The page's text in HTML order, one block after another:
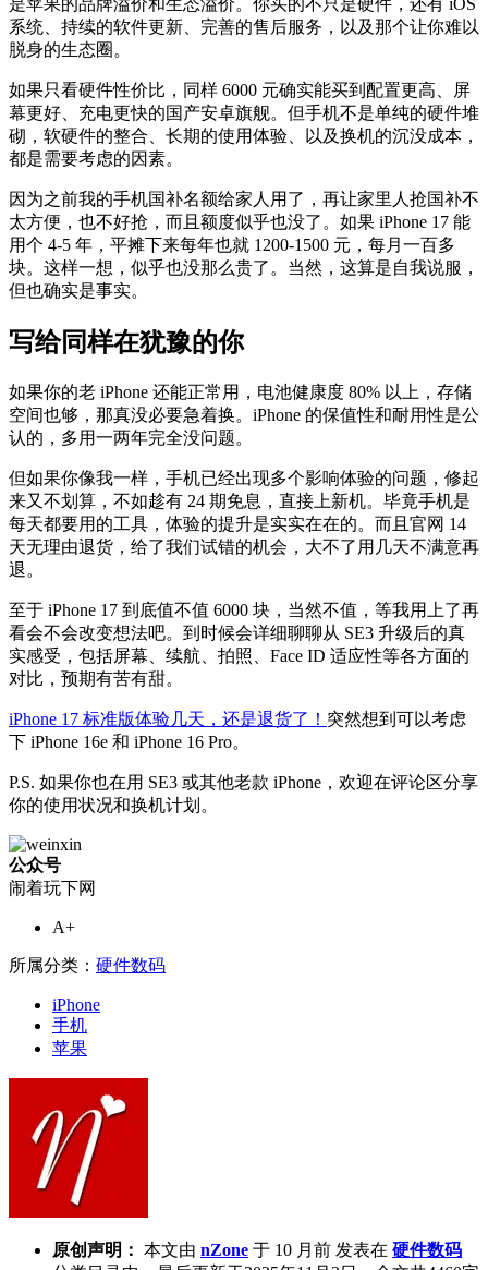
是苹果的品牌溢价和生态溢价。你买的不只是硬件，还有 iOS
系统、持续的软件更新、完善的售后服务，以及那个让你难以
脱身的生态圈。
如果只看硬件性价比，同样 6000 元确实能买到配置更高、屏
幕更好、充电更快的国产安卓旗舰。但手机不是单纯的硬件堆
砌，软硬件的整合、长期的使用体验、以及换机的沉没成本，
都是需要考虑的因素。
因为之前我的手机国补名额给家人用了，再让家里人抢国补不
太方便，也不好抢，而且额度似乎也没了。如果 iPhone 17 能
用个 4-5 年，平摊下来每年也就 1200-1500 元，每月一百多
块。这样一想，似乎也没那么贵了。当然，这算是自我说服，
但也确实是事实。
写给同样在犹豫的你
如果你的老 iPhone 还能正常用，电池健康度 80% 以上，存储
空间也够，那真没必要急着换。iPhone 的保值性和耐用性是公
认的，多用一两年完全没问题。
但如果你像我一样，手机已经出现多个影响体验的问题，修起
来又不划算，不如趁有 24 期免息，直接上新机。毕竟手机是
每天都要用的工具，体验的提升是实实在在的。而且官网 14
天无理由退货，给了我们试错的机会，大不了用几天不满意再
退。
至于 iPhone 17 到底值不值 6000 块，当然不值，等我用上了再
看会不会改变想法吧。到时候会详细聊聊从 SE3 升级后的真
实感受，包括屏幕、续航、拍照、Face ID 适应性等各方面的
对比，预期有苦有甜。
iPhone 17 标准版体验几天 ， 还是退货了！ 突然想到可以考虑
下 iPhone 16e 和 iPhone 16 Pro。
P.S. 如果你也在用 SE3 或其他老款 iPhone，欢迎在评论区分享
你的使用状况和换机计划。
公众号
闹着玩下网
A+
所属分类： 硬件数码
iPhone
手机
苹果
原创声明： 本文由 nZone 于 10 月前 发表在 硬件数码